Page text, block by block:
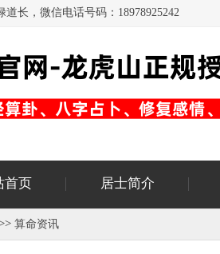
长，微信电话号码：18978925242
首页 居士简介
算命资讯